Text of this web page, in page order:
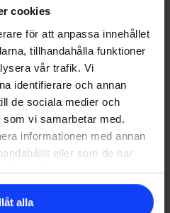
cookies
för att anpassa innehållet
tillhandahålla funktioner
vår trafik. Vi
identifierare och annan
de sociala medier och
vi samarbetar med.
informationen med annan
eller som de har
deras tjänster.
alla
Den fungerar utmärkt
eller accentfärg och
Det finns 1 000
bidrar med olika
och kombinationer, se
Enkelhet, renhet, klarhet.
Tomhet, isolering, sterilt.
använder vitt:Adidas,